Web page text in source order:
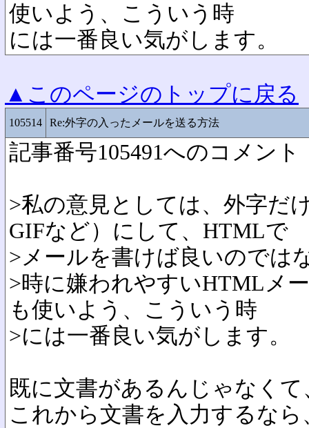
使いよう、こういう時
には一番良い気がします。
▲このページのトップに戻る
105514 Re:外字の入ったメールを送る方法
記事番号105491へのコメント
>私の意見としては、外字だ
GIFなど）にして、HTMLで
>メールを書けば良いのでは
>時に嫌われやすいHTMLメ
も使いよう、こういう時
>には一番良い気がします。
既に文書があるんじゃなくて
これから文書を入力するなら